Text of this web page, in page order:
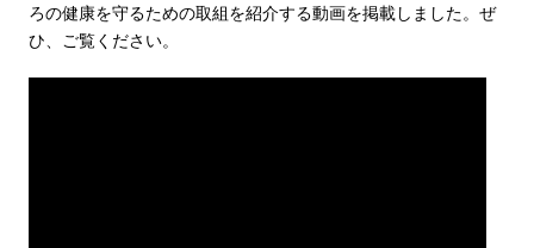
ろの健康を守るための取組を紹介する動画を掲載しました。ぜ
ひ、ご覧ください。